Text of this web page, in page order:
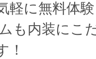
軽に無料体
も内装にこ
！